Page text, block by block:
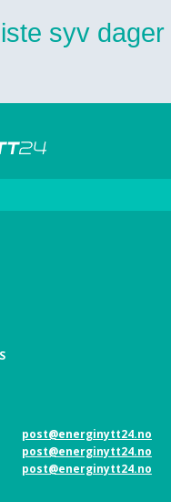
syv dager
post@energinytt24.no
post@energinytt24.no
post@energinytt24.no